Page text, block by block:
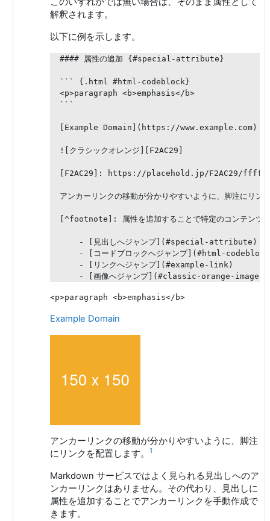
解釈されます。
以下に例を示します。
#### 属性の追加 {#special-attribute}
``` {.html #html-codeblock}
<p>paragraph <b>emphasis</b>
```
[Example Domain](https://www.example.com)
![クラシックオレンジ][F2AC29]
[F2AC29]: https://placehold.jp/F2AC29/
アンカーリンクの移動が分かりやすいように、脚注に
[^footnote]: 属性を追加することで特定のコンテンツに
    - [見出しへジャンプ](#special-attribute)
- [コードブロックへジャンプ](#html-
    - [リンクへジャンプ](#example-link)
<p>paragraph <b>emphasis</b>
Example Domain
アンカーリンクの移動が分かりやすいように、脚注
にリンクを配置します。
1
Markdown サービスではよく見られる見出しへのア
ンカーリンクはありません。その代わり、見出しに
属性を追加することでアンカーリンクを手動作成で
きます。